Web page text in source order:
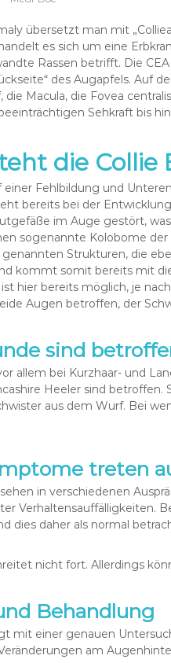
übersetzt man mit
es sich um eine
Rassen betrifft. Die
des Augapfels. Auf
die Macula, die Fovea
Sehkraft bis
die Collie
einer Fehlbildung und
bereits bei der
im Auge gestört,
sogenannte Kolobome
Strukturen, die
kommt somit bereits mit
hier bereits möglich, je
Augen betroffen, der
sind
allem bei Kurzhaar- und
Heeler sind
aus dem Wurf. Bei
treten
in verschiedenen
Verhaltensauffälligkeiten.
dies daher als normal
nicht fort. Allerdings
Behandlung
mit einer genauen
am